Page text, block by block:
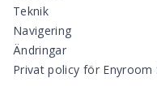
Teknik
Navigering
Ändringar
Privat policy för Enyroom